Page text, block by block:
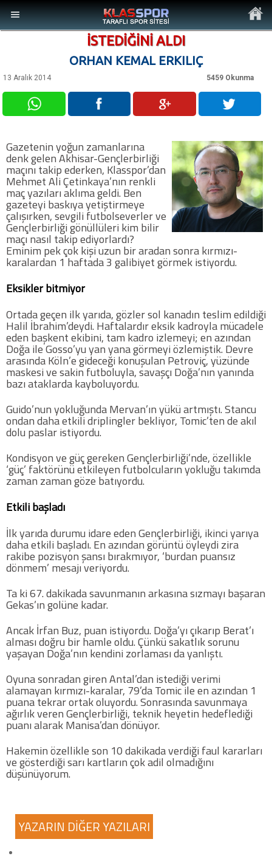
MENÜ
Son Dakika Haberler
Foto Galeri
Video Galeri
Ankara Takımları
Basketbol
Voleybol
Bisiklet
Diğer Sporlar
Twitter
Google Plus
Instagram
Hakkımızda
Hakkımızda
Blog
Künye
İletişim
Web Sürüme Geç
İSTEDİĞİNİ ALDI
ORHAN KEMAL ERKILIÇ
13 Aralık 2014 5459 Okunma
Gazetenin yoğun zamanlarına
denk gelen Akhisar-Gençlerbirliği
maçını takip ederken, Klasspor’dan
Mehmet Ali Çetinkaya’nın renkli
maç yazıları aklıma geldi. Ben
gazeteyi baskıya yetiştirmeye
çalışırken, sevgili futbolseverler ve
Gençlerbirliği gönüllüleri kim bilir
maçı nasıl takip ediyorlardı?
Eminim pek çok kişi uzun bir aradan sonra kırmızı-
karalardan 1 haftada 3 galibiyet görmek istiyordu.
Eksikler bitmiyor
Ortada geçen ilk yarıda, gözler sol kanadın teslim edildiği
Halil İbrahim’deydi. Haftalardır eksik kadroyla mücadele
eden başkent ekibini, tam kadro izlemeyi; en azından
Doğa ile Gosso’yu yan yana görmeyi özlemiştik. Devre
arasında Köln’e gideceği konuşulan Petroviç, yüzünde
maskesi ve sakin futboluyla, savaşçı Doğa’nın yanında
bazı ataklarda kayboluyordu.
Guido’nun yokluğunda Mervan’ın yükü artmıştı. Stancu
ondan daha etkili driplingler bekliyor, Tomic’ten de akıl
dolu paslar istiyordu.
Kondisyon ve güç gereken Gençlerbirliği’nde, özellikle
‘güç’ faktörünü etkileyen futbolcuların yokluğu takımda
zaman zaman göze batıyordu.
Etkili başladı
İlk yarıda durumu idare eden Gençlerbirliği, ikinci yarıya
daha etkili başladı. En azından görüntü öyleydi zira
rakibe pozisyon şansı bırakmıyor, ‘burdan puansız
dönmem’ mesajı veriyordu.
Ta ki 67. dakikada savunmanın arkasına sızmayı başaran
Gekas’ın golüne kadar.
Ancak İrfan Buz, puan istiyordu. Doğa’yı çıkarıp Berat’ı
alması doğru bir hamle oldu. Çünkü sakatlık sorunu
yaşayan Doğa’nın kendini zorlaması da yanlıştı.
Oyuna sonradan giren Antal’dan istediği verimi
alamayan kırmızı-karalar, 79’da Tomic ile en azından 1
puana tekrar ortak oluyordu. Sonrasında savunmaya
ağırlık veren Gençlerbirliği, teknik heyetin hedeflediği
puanı alarak Manisa’dan dönüyor.
Hakemin özellikle son 10 dakikada verdiği faul kararları
ve gösterdiği sarı kartların çok adil olmadığını
düşünüyorum.
YAZARIN DİĞER YAZILARI